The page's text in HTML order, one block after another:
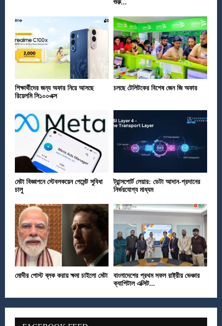
শুরু...
শিক্ষার্থীদের জন্য অফার নিয়ে আসছে
রিয়েলমি সি১০০এক্স
চলছে টেলিটকের বিশেষ জেন জি অফার
মেটা বিজ্ঞাপনে স্টেবলকয়েন পেমেন্ট সুবিধা
চালু
ট্রান্সপোর্ট লেয়ার: ডেটা আদান-প্রদানের
নির্ভরযোগ্য মাধ্যম
মোদীর পোস্ট ব্লক করায় ক্ষমা চাইলো মেটা
বাংলাদেশের প্রথম সফল রাষ্ট্রীয় ভেঞ্চার
ক্যাপিটাল এক্সিট...